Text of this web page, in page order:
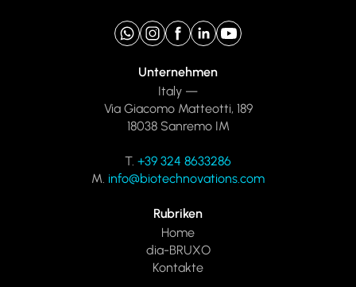
Unternehmen
Italy —
Via Giacomo Matteotti, 189
18038 Sanremo IM
T. +39 324 8633286
M. info@biotechnovations.com
Rubriken
Home
dia-BRUXO
Kontakte